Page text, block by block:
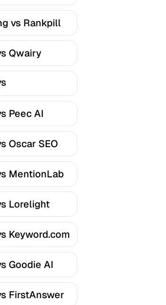
vs Rankpill
Qwairy
Peec AI
Oscar SEO
MentionLab
Lorelight
Keyword.com
Goodie AI
FirstAnswer